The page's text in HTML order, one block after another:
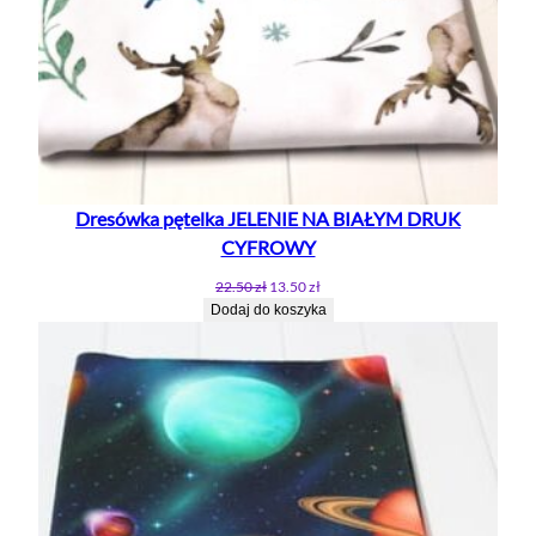
Dresówka pętelka JELENIE NA BIAŁYM DRUK
CYFROWY
22.50zł Pierwotna
cena
13.50złAktualna
cena
13.50 zł.
Dodaj do koszyka